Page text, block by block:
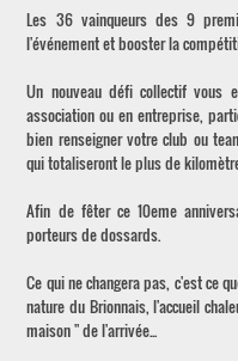
Les 36 vainqueurs des 9
l'événement et booster la
Un nouveau défi collectif vous
association ou en entreprise,
bien renseigner votre club ou
qui totaliseront le plus de
Afin de fêter ce 10eme
porteurs de dossards.
Ce qui ne changera pas, c'est ce
nature du Brionnais, l'accueil
maison " de l'arrivée...